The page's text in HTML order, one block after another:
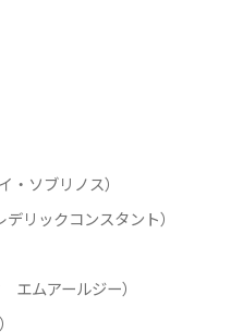
ソブリノス）
リックコンスタント）
ムアールジー）